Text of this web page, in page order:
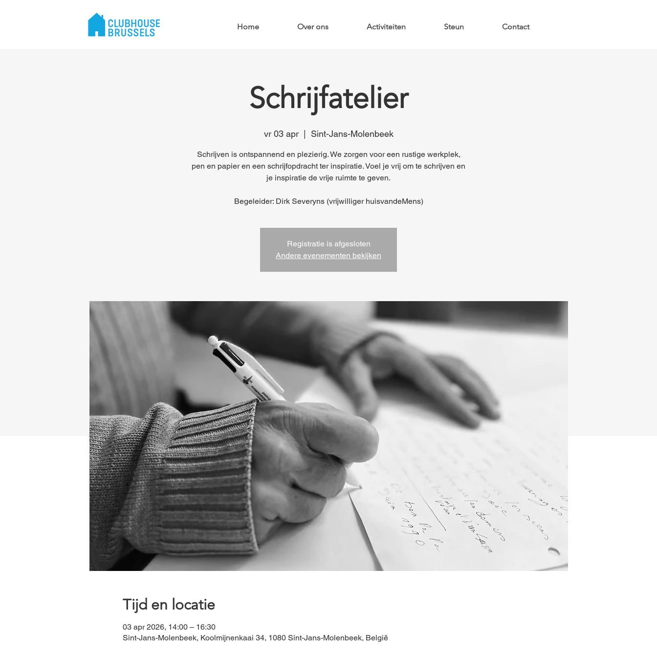
Home Over ons Activiteiten Steun Contact
Schrijfatelier
vr 03 apr
  |
Sint-Jans-Molenbeek
Schrijven is ontspannend en plezierig. We zorgen voor een rustige werkplek,
pen en papier en een schrijfopdracht ter inspiratie. Voel je vrij om te schrijven en
je inspiratie de vrije ruimte te geven.
Begeleider: Dirk Severyns (vrijwilliger huisvandeMens)
Registratie is afgesloten
Andere evenementen bekijken
Tijd en locatie
03 apr 2026, 14:00 – 16:30
Sint-Jans-Molenbeek, Koolmijnenkaai 34, 1080 Sint-Jans-Molenbeek, België